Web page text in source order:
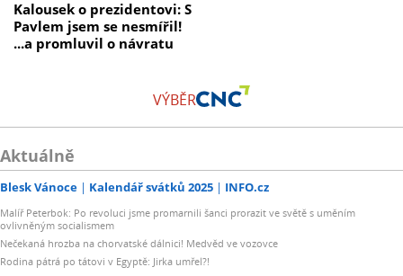
Kalousek o prezidentovi: S
Pavlem jsem se nesmířil!
...a promluvil o návratu
VÝBĚR
Aktuálně
Blesk Vánoce Kalendář svátků 2025 INFO.cz
Malíř Peterbok: Po revoluci jsme promarnili šanci prorazit ve světě s uměním
ovlivněným socialismem
Nečekaná hrozba na chorvatské dálnici! Medvěd ve vozovce
Rodina pátrá po tátovi v Egyptě: Jirka umřel?!